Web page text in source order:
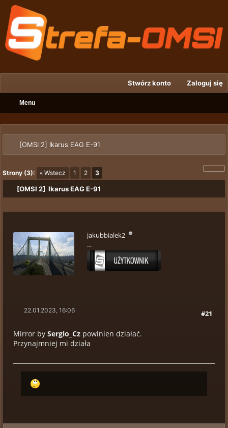
Stwórz konto Zaloguj się
Menu
[OMSI 2] Ikarus EAG E-91
Strony (3): « Wstecz 1 2 3
[OMSI 2] Ikarus EAG E-91
jakubbialek2
...
#21
22.01.2023, 16:06
Mirror by Sergio_Cz powinien działać.
Przynajmniej mi działa